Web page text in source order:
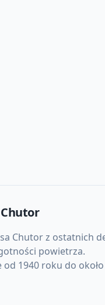
Chutor
Chutorz ostatnich
powietrza.
od 1940 roku do